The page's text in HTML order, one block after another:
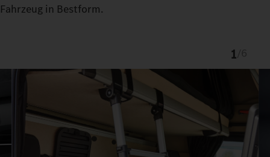
Fahrzeug in Bestform.
1